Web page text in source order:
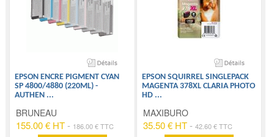
EPSON ENCRE PIGMENT CYAN
SP 4800/4880 (220ML) -
AUTHEN ...
BRUNEAU
155.00 € HT - 186.00 € TTC
EPSON SQUIRREL SINGLEPACK
MAGENTA 378XL CLARIA PHOTO
HD ...
MAXIBURO
35.50 € HT- 42.60 € TTC